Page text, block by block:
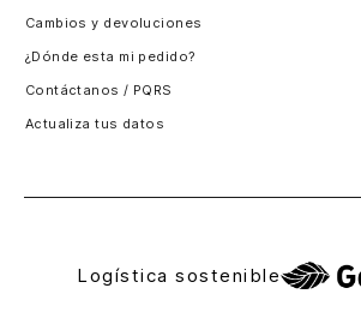
Cambios y devoluciones
¿Dónde esta mi pedido?
Contáctanos / PQRS
Actualiza tus datos
Logística sostenible